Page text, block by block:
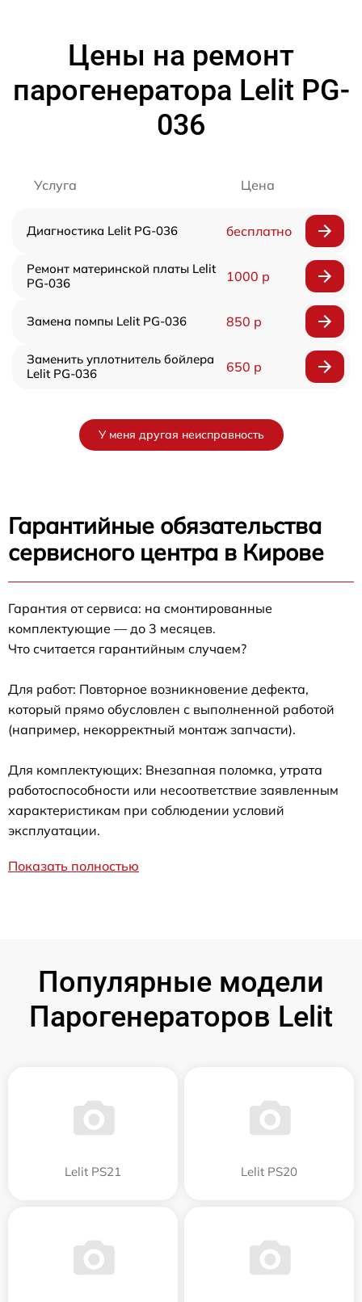
Цены на ремонт
парогенератора Lelit PG-
036
Услуга Цена
Диагностика Lelit PG-036 бесплатно
Ремонт материнской платы Lelit
PG-036
1000 р
Замена помпы Lelit PG-036 850 р
Заменить уплотнитель бойлера
Lelit PG-036
650 р
У меня другая неисправность
Гарантийные обязательства
сервисного центра в Кирове
Гарантия от сервиса: на смонтированные
комплектующие — до 3 месяцев.
Что считается гарантийным случаем?
Для работ: Повторное возникновение дефекта,
который прямо обусловлен с выполненной работой
(например, некорректный монтаж запчасти).
Для комплектующих: Внезапная поломка, утрата
работоспособности или несоответствие заявленным
характеристикам при соблюдении условий
эксплуатации.
Показать полностью
Популярные модели
Парогенераторов Lelit
Lelit PS21 Lelit PS20